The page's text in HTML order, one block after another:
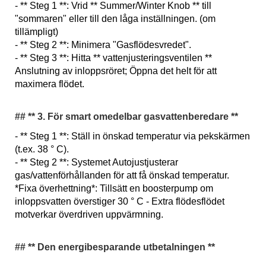
- ** Steg 1 **: Vrid ** Summer/Winter Knob ** till
"sommaren" eller till den låga inställningen. (om
tillämpligt)
- ** Steg 2 **: Minimera "Gasflödesvredet".
- ** Steg 3 **: Hitta ** vattenjusteringsventilen **
Anslutning av inloppsröret; Öppna det helt för att
maximera flödet.
## ** 3. För smart omedelbar gasvattenberedare **
- ** Steg 1 **: Ställ in önskad temperatur via pekskärmen
(t.ex. 38 ° C).
- ** Steg 2 **: Systemet Autojustjusterar
gas/vattenförhållanden för att få önskad temperatur.
*Fixa överhettning*: Tillsätt en boosterpump om
inloppsvatten överstiger 30 ° C - Extra flödesflödet
motverkar överdriven uppvärmning.
## ** Den energibesparande utbetalningen **